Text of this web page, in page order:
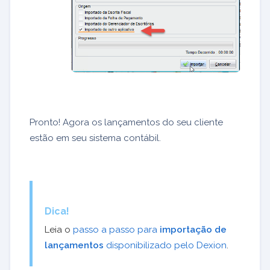
Pronto! Agora os lançamentos do seu cliente
estão em seu sistema contábil.
Dica!
Leia o passo a passo para importação de
lançamentos disponibilizado pelo Dexion.